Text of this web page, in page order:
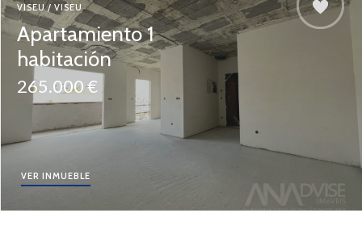
VISEU / VISEU
Apartamiento 1
habitación
265.000 €
VER INMUEBLE